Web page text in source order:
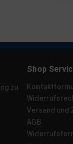
zu
Shop
Versand und
AGB